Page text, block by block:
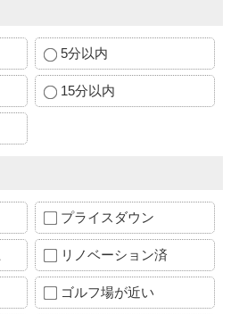
5分以内
15分以内
プライスダウン
リノベーション済
ゴルフ場が近い